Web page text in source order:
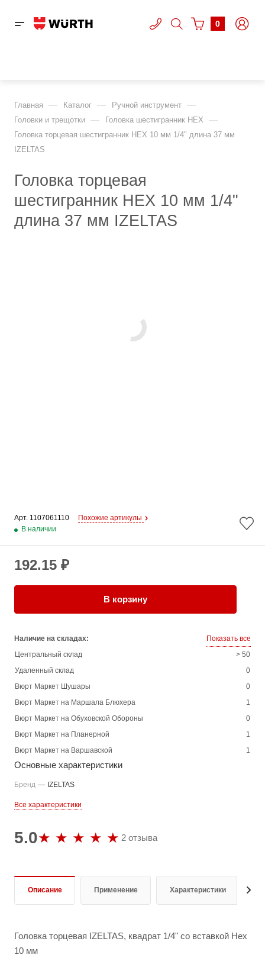
0
Главная — Каталог — Ручной инструмент —
Головки и трещотки — Головка шестигранник HEX —
Головка торцевая шестигранник HEX 10 мм 1/4" длина 37 мм
IZELTAS
Головка торцевая
шестигранник HEX 10 мм 1/4"
длина 37 мм IZELTAS
Арт. 1107061110
Похожие артикулы
В наличии
192.15 ₽
В корзину
Наличие на складах:
Показать все
Центральный склад
> 50
Удаленный склад
0
Вюрт Маркет Шушары
0
Вюрт Маркет на Маршала Блюхера
1
Вюрт Маркет на Обуховской Обороны
0
Вюрт Маркет на Планерной
1
Вюрт Маркет на Варшавской
1
Основные характеристики
Бренд — IZELTAS
Все характеристики
5.0 2 отзыва
Описание Применение Характеристики
Головка торцевая IZELTAS, квадрат 1/4" со вставкой Hex
10 мм